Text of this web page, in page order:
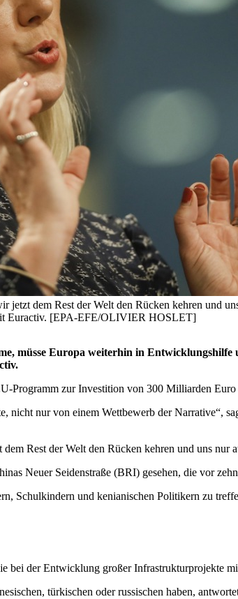
jetzt dem Rest der Welt den Rücken kehren und
Euractiv. [EPA-EFE/OLIVIER HOSLET]
müsse Europa weiterhin in
Programm zur Investition von 300 Milliarden
nicht nur von einem Wettbewerb der Narrative“,
Rest der Welt den Rücken kehren und uns
Neuer Seidenstraße (BRI) gesehen, die vor
Schulkindern und kenianischen Politikern zu
bei der Entwicklung großer Infrastrukturprojekte
türkischen oder russischen haben,